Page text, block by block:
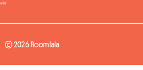
© 2026 Roomlala